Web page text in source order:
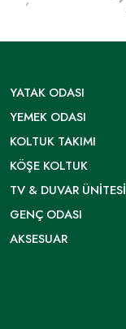
YATAK ODASI
YEMEK ODASI
KOLTUK TAKIMI
KÖŞE KOLTUK
TV & DUVAR ÜNITESI
GENÇ ODASI
AKSESUAR